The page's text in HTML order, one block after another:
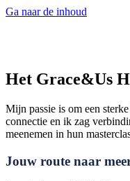
Ga naar de inhoud
Het Grace&Us
Mijn passie is om een
connectie en ik zag
meenemen in hun
Jouw route naar